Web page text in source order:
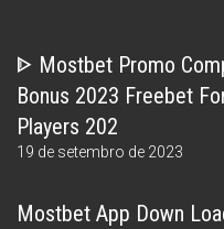
ᐈ Mostbet Promo
Bonus 2023 Freebet
Players 202
19 de setembro de 2023
Mostbet App Down